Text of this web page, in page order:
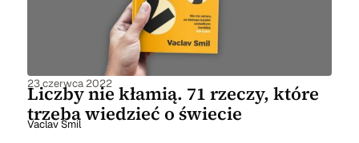
23 czerwca 2022
Liczby nie kłamią. 71 rzeczy, które
trzeba wiedzieć o świecie
Vaclav Smil